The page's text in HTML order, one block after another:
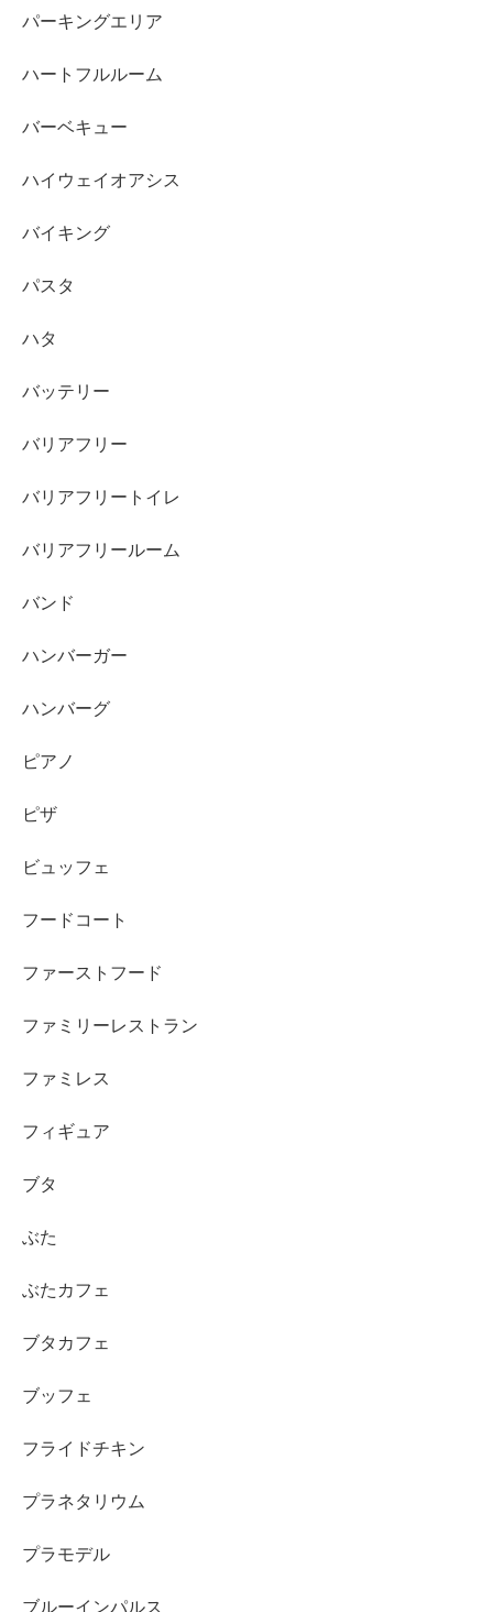
パーキングエリア
ハートフルルーム
バーベキュー
ハイウェイオアシス
バイキング
パスタ
ハタ
バッテリー
バリアフリー
バリアフリートイレ
バリアフリールーム
バンド
ハンバーガー
ハンバーグ
ピアノ
ピザ
ビュッフェ
フードコート
ファーストフード
ファミリーレストラン
ファミレス
フィギュア
ブタ
ぶた
ぶたカフェ
ブタカフェ
ブッフェ
フライドチキン
プラネタリウム
プラモデル
ブルーインパルス